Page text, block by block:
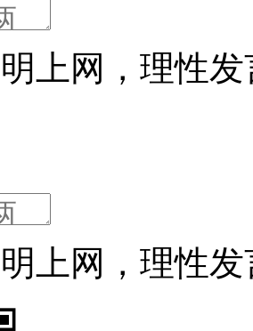
上网，理性
上网，理性